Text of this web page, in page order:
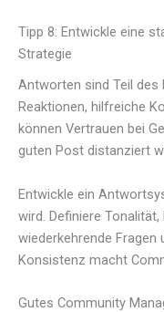
Tipp 8: Entwickle eine
Strategie
Antworten sind Teil des
Reaktionen, hilfreiche
können Vertrauen bei
guten Post distanziert
Entwickle ein
wird. Definiere
wiederkehrende Fragen
Konsistenz macht
Gutes Community